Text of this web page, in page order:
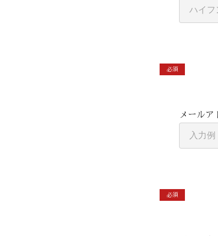
必須
メールア
必須